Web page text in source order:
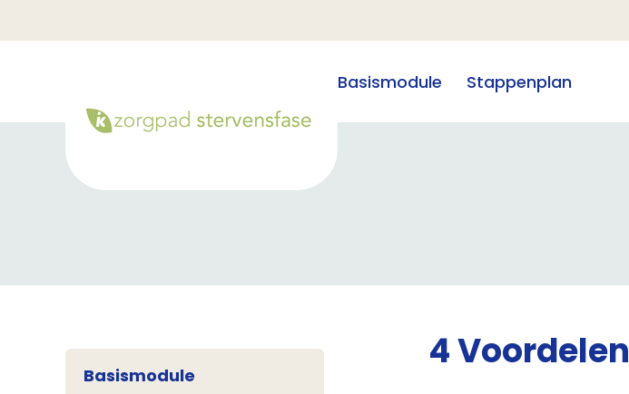
Basismodule Stappenplan
Basismodule
4 Voordelen